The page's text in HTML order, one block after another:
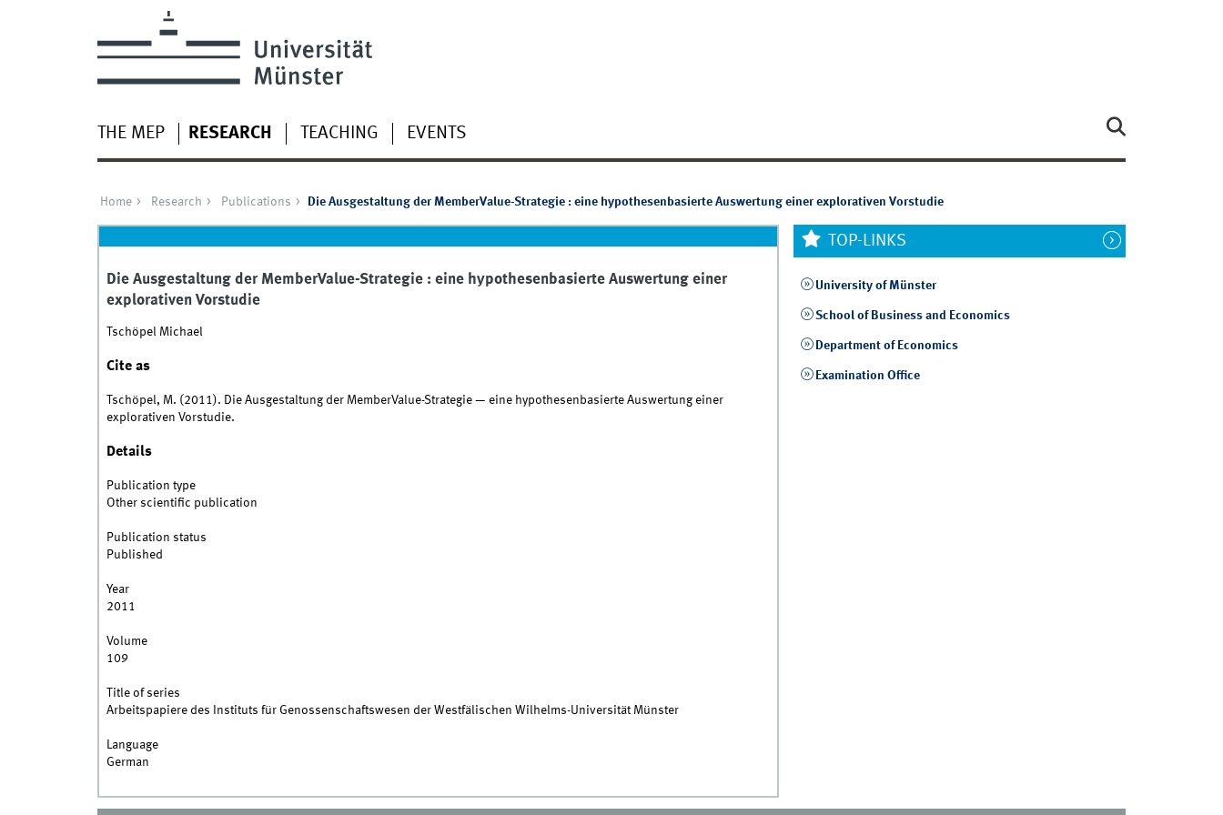
THE MEP RESEARCH TEACHING EVENTS
Home Research Publications Die Ausgestaltung der MemberValue-Strategie : eine hypothesenbasierte Auswertung einer explorativen Vorstudie
Die Ausgestaltung der MemberValue-Strategie : eine hypothesenbasierte Auswertung einer
explorativen Vorstudie
Tschöpel Michael
Cite as
Tschöpel, M. (2011). Die Ausgestaltung der MemberValue-Strategie — eine hypothesenbasierte Auswertung einer
explorativen Vorstudie.
Details
Publication type
Other scientific publication
Publication status
Published
Year
2011
Volume
109
Title of series
Arbeitspapiere des Instituts für Genossenschaftswesen der Westfälischen Wilhelms-Universität Münster
Language
German
TOP-LINKS
University of Münster
School of Business and Economics
Department of Economics
Examination Office